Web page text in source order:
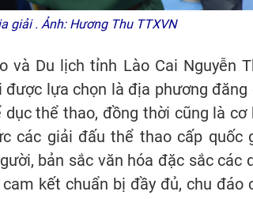
giải . Ảnh: Hương Thu TTXVN
và Du lịch tỉnh Lào Cai Nguyễn
được lựa chọn là địa phương đăng
thể thao, đồng thời cũng là cơ
các giải đấu thể thao cấp quốc
bản sắc văn hóa đặc sắc các
kết chuẩn bị đầy đủ, chu đáo